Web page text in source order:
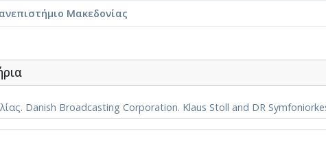
Μακεδονίας
Danish Broadcasting Corporation. Klaus Stoll and DR